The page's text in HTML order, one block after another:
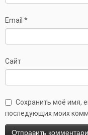
Email *
Сайт
Сохранить моё имя,
последующих моих